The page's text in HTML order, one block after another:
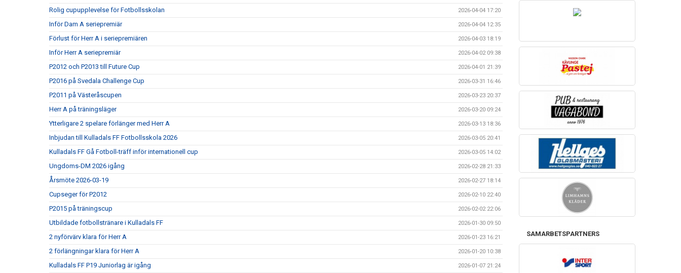
Rolig cupupplevelse för Fotbollsskolan 2026-04-04 17:20
Inför Dam A seriepremiär 2026-04-04 12:35
Förlust för Herr A i seriepremiären 2026-04-03 18:19
Inför Herr A seriepremiär 2026-04-02 09:38
P2012 och P2013 till Future Cup 2026-04-01 21:39
P2016 på Svedala Challenge Cup 2026-03-31 16:46
P2011 på Västeråscupen 2026-03-23 20:37
Herr A på träningsläger 2026-03-20 09:24
Ytterligare 2 spelare förlänger med Herr A 2026-03-13 18:36
Inbjudan till Kulladals FF Fotbollsskola 2026 2026-03-05 20:41
Kulladals FF Gå Fotboll-träff inför internationell cup 2026-03-05 14:02
Ungdoms-DM 2026 igång 2026-02-28 21:33
Årsmöte 2026-03-19 2026-02-27 18:14
Cupseger för P2012 2026-02-10 22:40
P2015 på träningscup 2026-02-02 22:06
Utbildade fotbollstränare i Kulladals FF 2026-01-30 09:50
2 nyförvärv klara för Herr A 2026-01-23 16:21
2 förlängningar klara för Herr A 2026-01-20 10:38
Kulladals FF P19 Juniorlag är igång 2026-01-07 21:24
SAMARBETSPARTNERS